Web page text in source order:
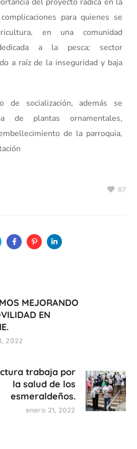
para quienes se
en una comunidad
a la pesca; sector
a raíz de la inseguridad y baja
de socialización, además se
de plantas ornamentales,
de la parroquia,
87
MEJORANDO
EN
2022
trabaja por
la salud de los
esmeraldeños.
enero 21, 2022